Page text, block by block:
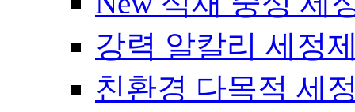
강력 알칼리 세정
친환경 다목적 세